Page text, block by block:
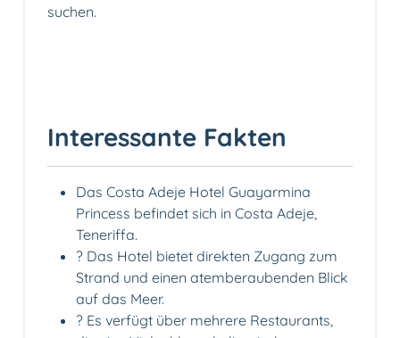
suchen.
Interessante Fakten
Das Costa Adeje Hotel Guayarmina
Princess befindet sich in Costa Adeje,
Teneriffa.
?️ Das Hotel bietet direkten Zugang zum
Strand und einen atemberaubenden Blick
auf das Meer.
?️ Es verfügt über mehrere Restaurants,